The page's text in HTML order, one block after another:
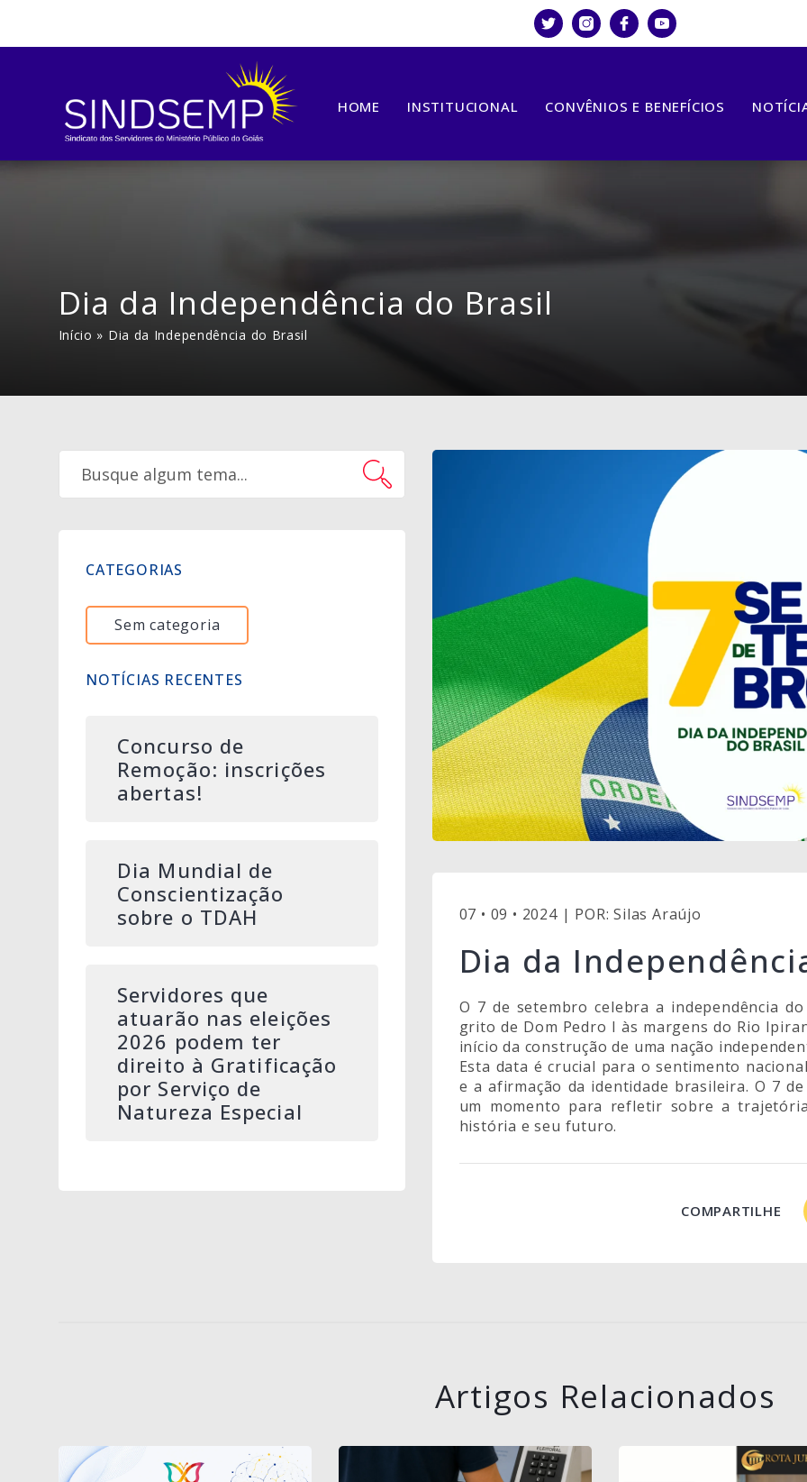
HOME INSTITUCIONAL CONVÊNIOS E BENEFÍCIOS
Dia da Independência do Brasil
Início » Dia da Independência do Brasil
CATEGORIAS
Sem categoria
NOTÍCIAS RECENTES
Concurso de
Remoção: inscrições
abertas!
Dia Mundial de
Conscientização
sobre o TDAH
Servidores que
atuarão nas eleições
2026 podem ter
direito à Gratificação
por Serviço de
Natureza Especial
07 • 09 • 2024 | POR: Silas Araújo
Dia da
O 7 de setembro celebra a independência
grito de Dom Pedro I às margens do Rio
início da construção de uma nação
Esta data é crucial para o sentimento
e a afirmação da identidade brasileira. O 7
um momento para refletir sobre a
história e seu futuro.
COMPARTILHE
Artigos Relacionados